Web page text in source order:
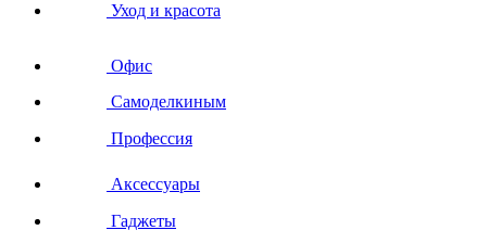
Уход и красота
Офис
Самоделкиным
Профессия
Аксессуары
Гаджеты